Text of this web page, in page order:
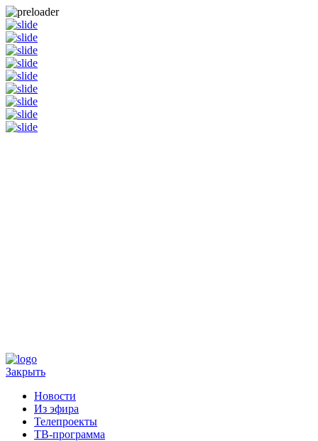
Закрыть
Новости
Из эфира
Телепроекты
ТВ-программа